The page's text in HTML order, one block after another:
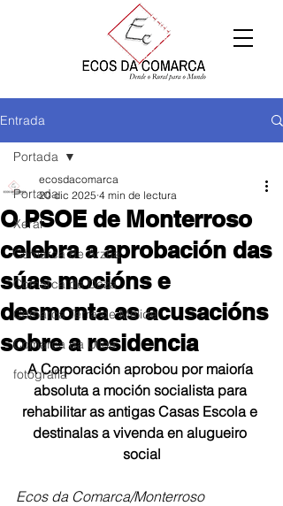
Entrada
Portada
Xeral
Comarca de Arzúa
Comarca de Deza
Comarca Terra de Melide
Comarca da Ulloa
fotografía
Portada
O PSOE de Monterroso
celebra a aprobación das
súas mocións e
desmonta as acusacións
sobre a residencia
ecosdacomarca
20 dic 2025 4 min de lectura
A Corporación aprobou por maioría
absoluta a moción socialista para
rehabilitar as antigas Casas Escola e
destinalas a vivenda en alugueiro
social
Ecos da Comarca/Monterroso